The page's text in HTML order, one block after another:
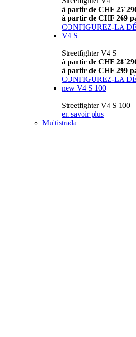
à partir de CHF
à partir de CHF 269
CONFIGUREZ-LA
V4 S
Streetfighter V4 S
à partir de CHF
à partir de CHF 299
CONFIGUREZ-LA
new V4 S 100
Streetfighter V4 S 100
en savoir plus
Multistrada